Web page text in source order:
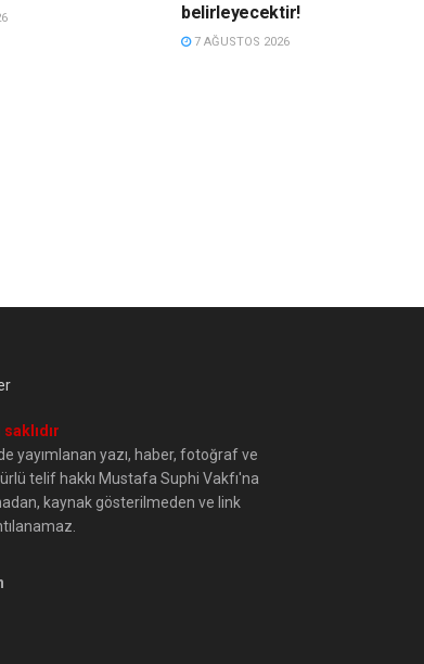
belirleyecektir!
7 AĞUSTOS 2026
yayımlanan yazı, haber, fotoğraf ve
telif hakkı Mustafa Suphi Vakfı'na
kaynak gösterilmeden ve link